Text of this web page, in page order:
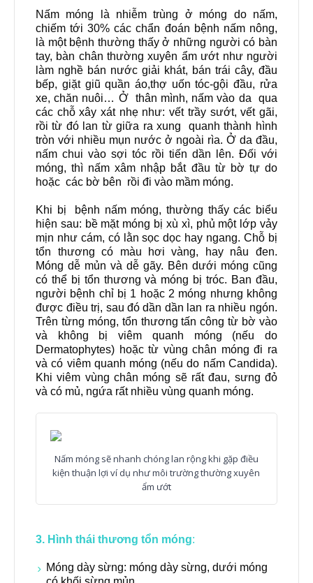
Nấm móng là nhiễm trùng ở móng do nấm,
chiếm tới 30% các chẩn đoán bệnh nấm nông,
là một bệnh thường thấy ở những người có bàn
tay, bàn chân thường xuyên ẩm ướt như người
làm nghề bán nước giải khát, bán trái cây, đầu
bếp, giặt giũ quần áo,thợ uốn tóc-gội đầu, rửa
xe, chăn nuôi… Ở thân mình, nấm vào da qua
các chỗ xây xát nhẹ như: vết trầy sướt, vết gãi,
rồi từ đó lan từ giữa ra xung quanh thành hình
tròn với nhiều mụn nước ở ngoài rìa. Ở da đầu,
nấm chui vào sợi tóc rồi tiến dần lên. Đối với
móng, thì nấm xâm nhập bắt đầu từ bờ tự do
hoặc các bờ bên rồi đi vào mầm móng.
Khi bị
bệnh nấm móng, thường thấy các biểu
hiện sau: bề mặt móng bị xù xì, phủ một lớp vảy
mịn như cám, có lằn sọc dọc hay ngang. Chỗ bị
tổn thương có màu hơi vàng, hay nâu đen.
Móng dễ mủn và dễ gãy. Bên dưới móng cũng
có thể bị tổn thương và móng bị tróc. Ban đầu,
người bệnh chỉ bị 1 hoặc 2 móng nhưng không
được điều trị, sau đó dần dần lan ra nhiều ngón.
Trên từng móng, tổn thương tấn công từ bờ vào
và không bị viêm quanh móng (nếu do
Dermatophytes) hoặc từ vùng chân móng đi ra
và có viêm quanh móng (nếu do nấm Candida).
Khi viêm vùng chân móng sẽ rất đau, sưng đỏ
và có mủ, ngứa rất nhiều vùng quanh móng.
Nấm móng sẽ nhanh chóng lan rộng khi gặp điều
kiện thuận lợi ví dụ như môi trường thường xuyên
ẩm ướt
3. Hình thái thương tổn móng:
Móng dày sừng: móng dày sừng, dưới móng